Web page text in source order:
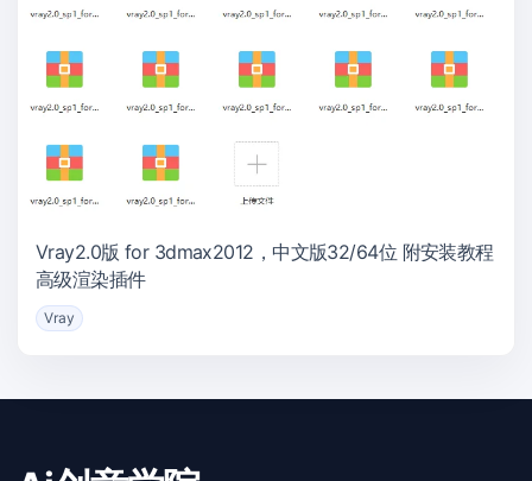
Vray2.0版 for 3dmax2012，中文版32/64位 附安装教程
高级渲染插件
Vray